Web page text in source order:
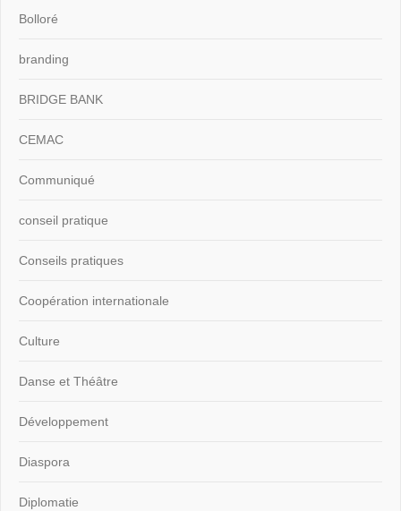
Bolloré
branding
BRIDGE BANK
CEMAC
Communiqué
conseil pratique
Conseils pratiques
Coopération internationale
Culture
Danse et Théâtre
Développement
Diaspora
Diplomatie